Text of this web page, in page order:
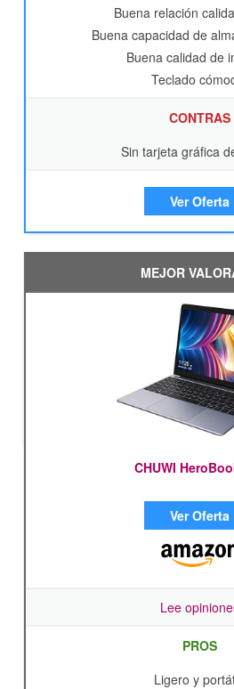
Buena relación
Buena capacidad de
Buena calidad de
Teclado
CONTRAS
Sin tarjeta gráfica
Ver Oferta
MEJOR
CHUWI
Ver Oferta
Lee
PROS
Ligero y